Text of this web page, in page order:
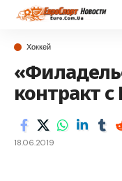
Хоккей
контракт
18.06.2019